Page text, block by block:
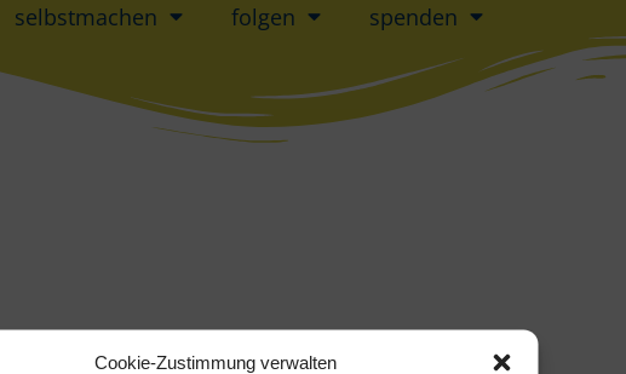
Cookie-Zustimmung verwalten
selbstmachen folgen spenden